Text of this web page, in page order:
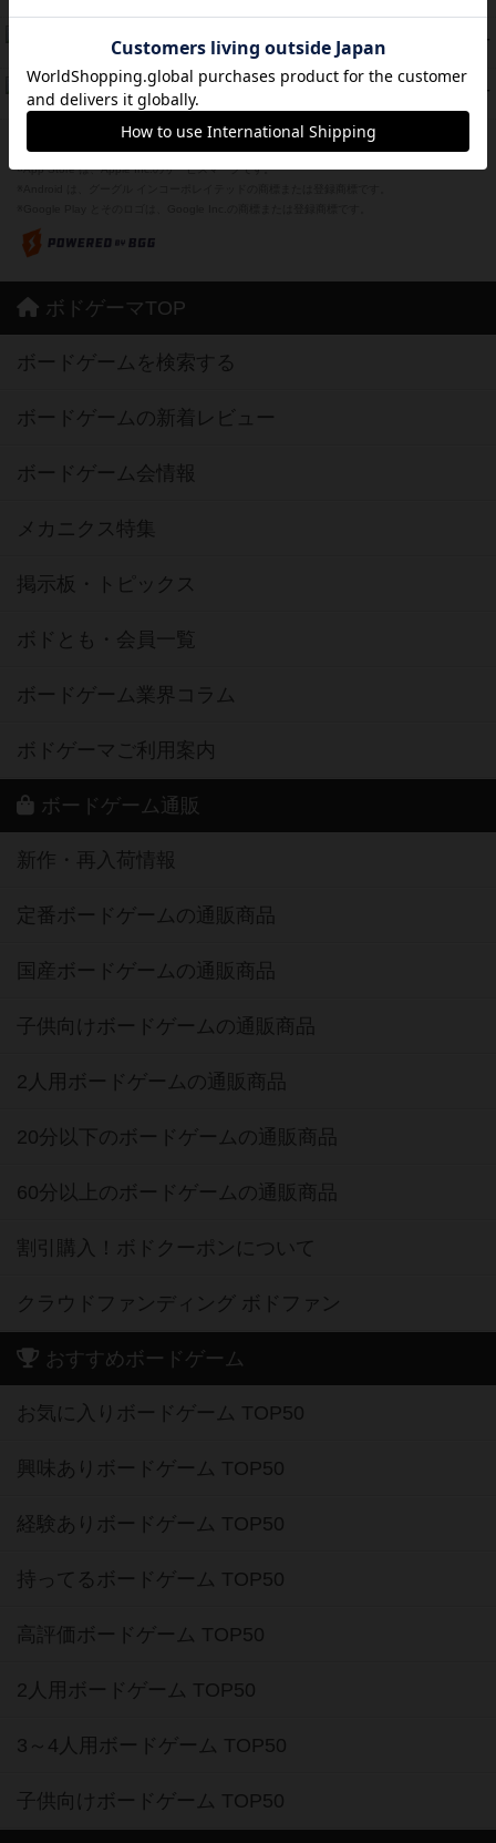
PT
紹介文なし 0件の投稿
PT
ふたつの城の物語
紹介文あり 6件の投稿
※Apple、Apple のロゴ は、米国および他の国々で登録されたApple Inc.の商標です。
※App Store は、Apple Inc.のサービスマークです。
ボドゲーマTOP
ボードゲームを検索する
ボードゲームの新着レビュー
ボードゲーム会情報
メカニクス特集
掲示板・トピックス
ボドとも・会員一覧
ボードゲーム業界コラム
ボドゲーマご利用案内
ボードゲーム通販
新作・再入荷情報
定番ボードゲームの通販商品
国産ボードゲームの通販商品
子供向けボードゲームの通販商品
2人用ボードゲームの通販商品
20分以下のボードゲームの通販商品
60分以上のボードゲームの通販商品
割引購入！ボドクーポンについて
クラウドファンディング ボドファン
おすすめボードゲーム
お気に入りボードゲーム TOP50
興味ありボードゲーム TOP50
経験ありボードゲーム TOP50
持ってるボードゲーム TOP50
高評価ボードゲーム TOP50
2人用ボードゲーム TOP50
3～4人用ボードゲーム TOP50
子供向けボードゲーム TOP50